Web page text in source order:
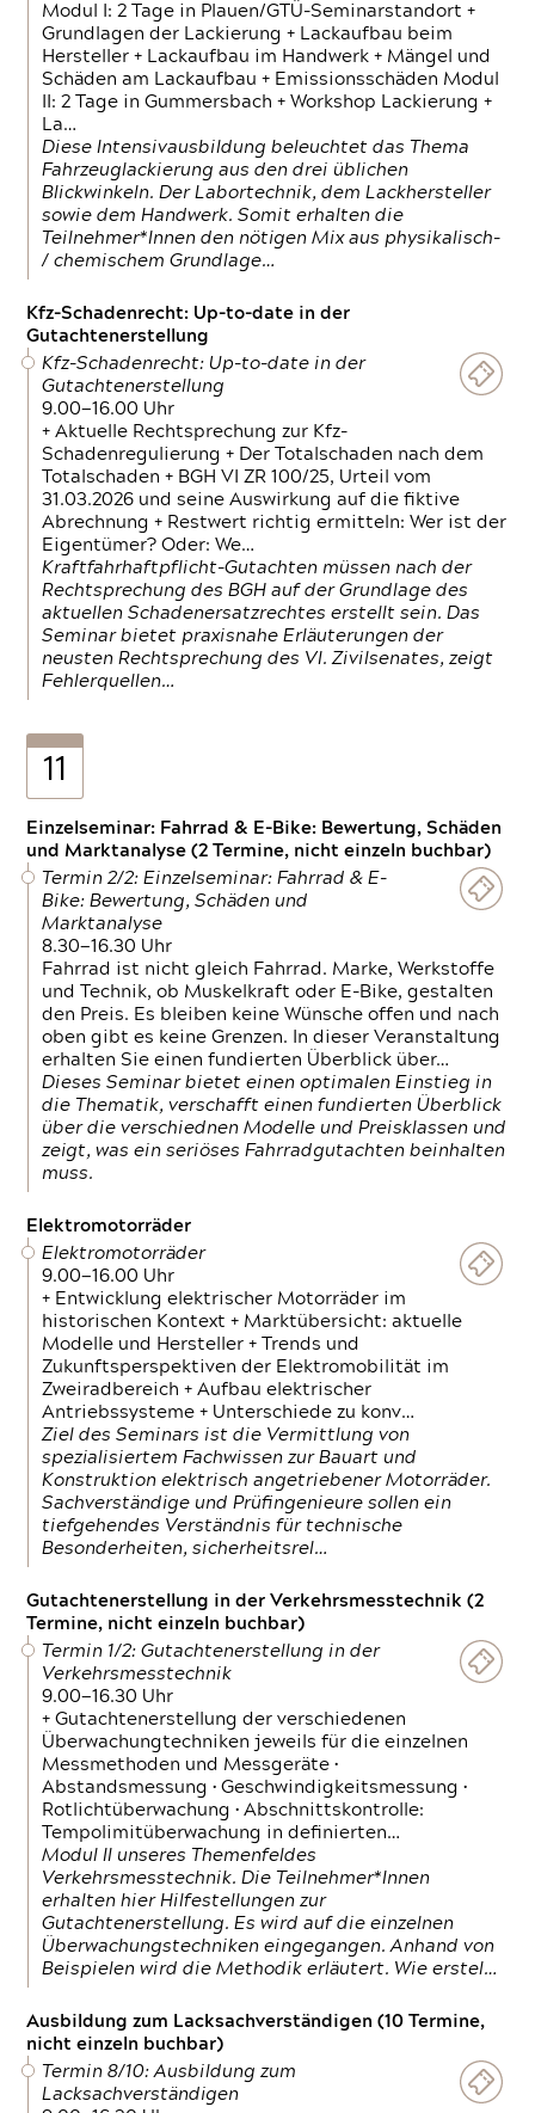
Modul I: 2 Tage in Plauen/GTÜ-Seminarstandort +
Grundlagen der Lackierung + Lackaufbau beim
Hersteller + Lackaufbau im Handwerk + Mängel und
Schäden am Lackaufbau + Emissionsschäden Modul
II: 2 Tage in Gummersbach + Workshop Lackierung +
La…
Diese Intensivausbildung beleuchtet das Thema
Fahrzeuglackierung aus den drei üblichen
Blickwinkeln. Der Labortechnik, dem Lackhersteller
sowie dem Handwerk. Somit erhalten die
Teilnehmer*Innen den nötigen Mix aus physikalisch-
/ chemischem Grundlage…
Kfz-Schadenrecht: Up-to-date in der
Gutachtenerstellung
Kfz-Schadenrecht: Up-to-date in der
Gutachtenerstellung
9.00—16.00 Uhr
+ Aktuelle Rechtsprechung zur Kfz-
Schadenregulierung + Der Totalschaden nach dem
Totalschaden + BGH VI ZR 100/25, Urteil vom
31.03.2026 und seine Auswirkung auf die fiktive
Abrechnung + Restwert richtig ermitteln: Wer ist der
Eigentümer? Oder: We…
Kraftfahrhaftpflicht-Gutachten müssen nach der
Rechtsprechung des BGH auf der Grundlage des
aktuellen Schadenersatzrechtes erstellt sein. Das
Seminar bietet praxisnahe Erläuterungen der
neusten Rechtsprechung des VI. Zivilsenates, zeigt
Fehlerquellen…
11
Einzelseminar: Fahrrad & E-Bike: Bewertung, Schäden
und Marktanalyse (2 Termine, nicht einzeln buchbar)
Termin 2/2: Einzelseminar: Fahrrad & E-
Bike: Bewertung, Schäden und
Marktanalyse
8.30—16.30 Uhr
Fahrrad ist nicht gleich Fahrrad. Marke, Werkstoffe
und Technik, ob Muskelkraft oder E-Bike, gestalten
den Preis. Es bleiben keine Wünsche offen und nach
oben gibt es keine Grenzen. In dieser Veranstaltung
erhalten Sie einen fundierten Überblick über…
Dieses Seminar bietet einen optimalen Einstieg in
die Thematik, verschafft einen fundierten Überblick
über die verschiednen Modelle und Preisklassen und
zeigt, was ein seriöses Fahrradgutachten beinhalten
muss.
Elektromotorräder
Elektromotorräder
9.00—16.00 Uhr
+ Entwicklung elektrischer Motorräder im
historischen Kontext + Marktübersicht: aktuelle
Modelle und Hersteller + Trends und
Zukunftsperspektiven der Elektromobilität im
Zweiradbereich + Aufbau elektrischer
Antriebssysteme + Unterschiede zu konv…
Ziel des Seminars ist die Vermittlung von
spezialisiertem Fachwissen zur Bauart und
Konstruktion elektrisch angetriebener Motorräder.
Sachverständige und Prüfingenieure sollen ein
tiefgehendes Verständnis für technische
Besonderheiten, sicherheitsrel…
Gutachtenerstellung in der Verkehrsmesstechnik (2
Termine, nicht einzeln buchbar)
Termin 1/2: Gutachtenerstellung in der
Verkehrsmesstechnik
9.00—16.30 Uhr
+ Gutachtenerstellung der verschiedenen
Überwachungtechniken jeweils für die einzelnen
Messmethoden und Messgeräte •
Abstandsmessung • Geschwindigkeitsmessung •
Rotlichtüberwachung • Abschnittskontrolle:
Tempolimitüberwachung in definierten…
Modul II unseres Themenfeldes
Verkehrsmesstechnik. Die Teilnehmer*Innen
erhalten hier Hilfestellungen zur
Gutachtenerstellung. Es wird auf die einzelnen
Überwachungstechniken eingegangen. Anhand von
Beispielen wird die Methodik erläutert. Wie erstel…
Ausbildung zum Lacksachverständigen (10 Termine,
nicht einzeln buchbar)
Termin 8/10: Ausbildung zum
Lacksachverständigen